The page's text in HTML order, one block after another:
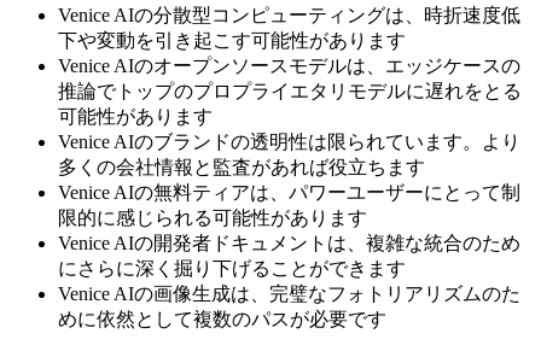
Venice AIの分散型コンピューティングは、時折速度低
下や変動を引き起こす可能性があります
Venice AIのオープンソースモデルは、エッジケースの
推論でトップのプロプライエタリモデルに遅れをとる
可能性があります
Venice AIのブランドの透明性は限られています。より
多くの会社情報と監査があれば役立ちます
Venice AIの無料ティアは、パワーユーザーにとって制
限的に感じられる可能性があります
Venice AIの開発者ドキュメントは、複雑な統合のため
にさらに深く掘り下げることができます
Venice AIの画像生成は、完璧なフォトリアリズムのた
めに依然として複数のパスが必要です